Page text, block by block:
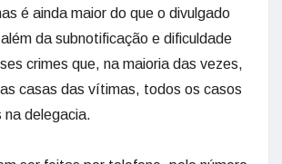
é ainda maior do que o divulgado
da subnotificação e dificuldade
crimes que, na maioria das vezes,
casas das vítimas, todos os casos
delegacia.